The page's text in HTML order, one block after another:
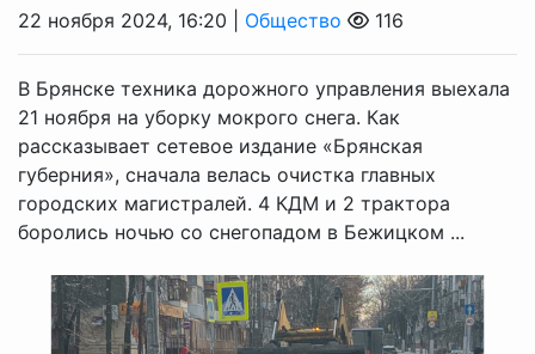
22 ноября 2024, 16:20 | Общество 116
В Брянске техника дорожного управления выехала
21 ноября на уборку мокрого снега. Как
рассказывает сетевое издание «Брянская
губерния», сначала велась очистка главных
городских магистралей. 4 КДМ и 2 трактора
боролись ночью со снегопадом в Бежицком ...